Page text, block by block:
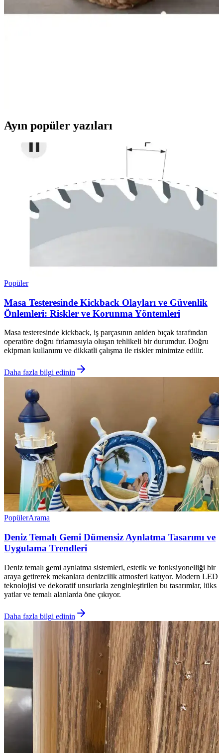
ÇİÇEKCE HOME'un 1 kg'lık boncuk silikon elyafı, yastık ve peluş
Ayın popüler yazıları
Popüler
Masa Testeresinde Kickback Olayları ve Güvenlik
Önlemleri: Riskler ve Korunma Yöntemleri
Masa testeresinde kickback, iş parçasının aniden bıçak tarafından
operatöre doğru fırlamasıyla oluşan tehlikeli bir durumdur. Doğru
ekipman kullanımı ve dikkatli çalışma ile riskler minimize edilir.
Daha fazla bilgi edinin
PopülerArama
Deniz Temalı Gemi Dümensiz Aynlatma Tasarımı ve
Uygulama Trendleri
Deniz temalı gemi aynlatma sistemleri, estetik ve fonksiyonelliği bir
araya getirerek mekanlara denizcilik atmosferi katıyor. Modern LED
teknolojisi ve dekoratif unsurlarla zenginleştirilen bu tasarımlar, lüks
yatlar ve temalı alanlarda öne çıkıyor.
Daha fazla bilgi edinin